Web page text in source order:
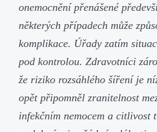
onemocnění přenášené
některých případech může
komplikace. Úřady zatím
pod kontrolou. Zdravotníci
že riziko rozsáhlého šíření je
opět připomněl zranitelnost
infekčním nemocem a citlivost